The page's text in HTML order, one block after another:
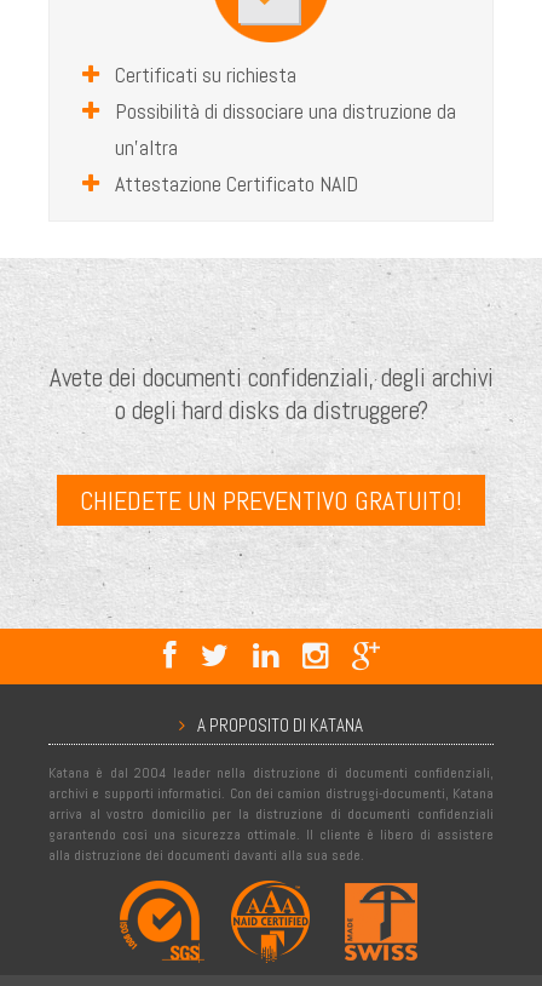
Certificati su richiesta
Possibilità di dissociare una distruzione da
un’altra
Attestazione Certificato NAID
Avete dei documenti confidenziali, degli archivi
o degli hard disks da distruggere?
CHIEDETE UN PREVENTIVO GRATUITO!
A PROPOSITO DI KATANA
Katana è dal 2004 leader nella distruzione di documenti confidenziali,
archivi e supporti informatici. Con dei camion distruggi-documenti, Katana
arriva al vostro domicilio per la distruzione di documenti confidenziali
garantendo così una sicurezza ottimale. Il cliente è libero di assistere
alla distruzione dei documenti davanti alla sua sede.